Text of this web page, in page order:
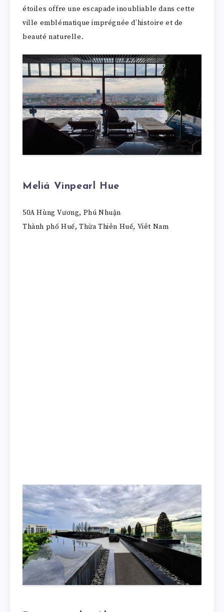
étoiles offre une escapade inoubliable dans cette
ville emblématique imprégnée d’histoire et de
beauté naturelle.
Meliá Vinpearl Hue
50A Hùng Vương, Phú Nhuận
Thành phố Huế, Thừa Thiên Huế, Viêt Nam